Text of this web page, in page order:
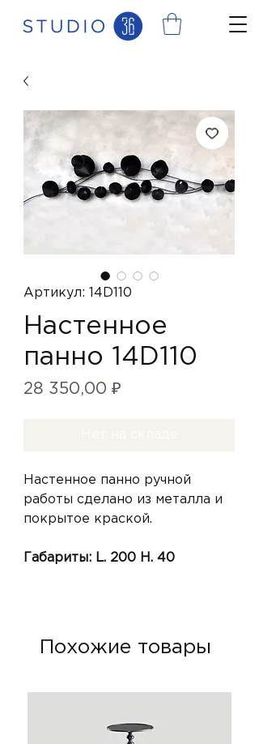
Артикул: 14D110
Настенное
панно 14D110
28 350,00 ₽
Настенное панно ручной
работы сделано из металла и
покрытое краской.
Габариты: L. 200 H. 40
Похожие товары